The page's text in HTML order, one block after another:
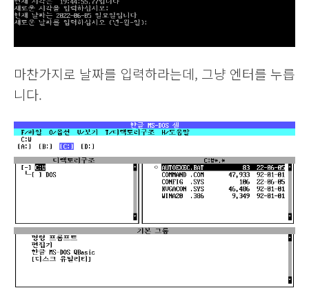
마찬가지로 날짜를 입력하라는데, 그냥 엔터를 누릅
니다.